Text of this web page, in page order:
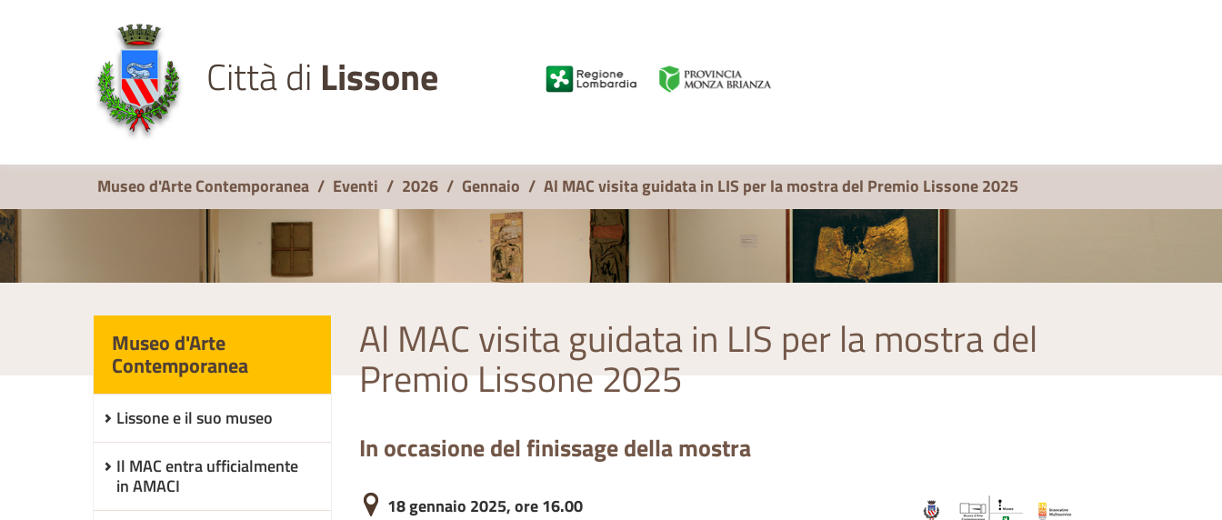
Città di Lissone
Museo d'Arte Contemporanea / Eventi / 2026 / Gennaio / Al MAC visita guidata in LIS per la mostra del Premio Lissone 2025
Museo d'Arte
Contemporanea
Lissone e il suo museo
Il MAC entra ufficialmente
in AMACI
Al MAC visita guidata in LIS per la mostra del
Premio Lissone 2025
In occasione del finissage della mostra
18 gennaio 2025, ore 16.00